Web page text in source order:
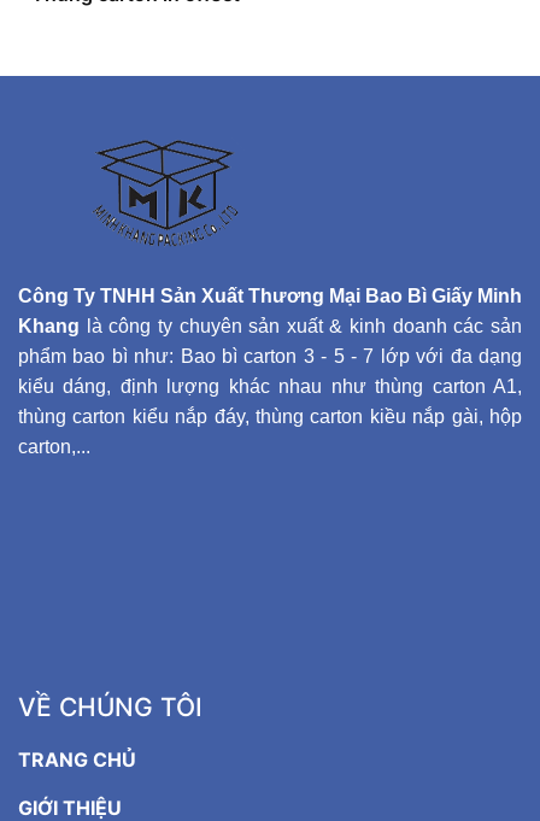
Công Ty TNHH Sản Xuất Thương Mại Bao Bì Giấy Minh
Khang là công ty chuyên sản xuất & kinh doanh các sản
phẩm bao bì như: Bao bì carton 3 - 5 - 7 lớp với đa dạng
kiểu dáng, định lượng khác nhau như thùng carton A1,
thùng carton kiểu nắp đáy, thùng carton kiều nắp gài, hộp
carton,...
VỀ CHÚNG TÔI
TRANG CHỦ
GIỚI THIỆU